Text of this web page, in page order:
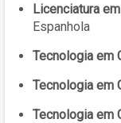
Licenciatura
Espanhola
Tecnologia em
Tecnologia em
Tecnologia em